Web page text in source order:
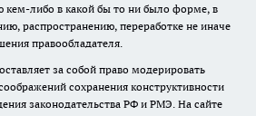
кем-либо в какой бы то ни было форме, в
распространению, переработке не иначе
правообладателя.
за собой право модерировать
сохранения конструктивности
законодательства РФ и РМЭ. На сайте